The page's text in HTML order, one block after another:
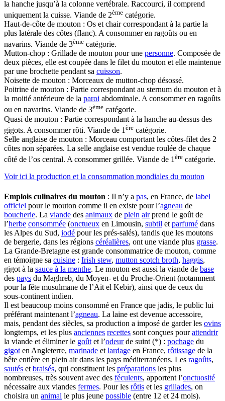
la hanche jusqu’à la colonne vertébrale. Raccourci, il comprend
uniquement la cuisse. Viande de 2ème catégorie.
Haut-de-côte de mouton : Os et chair correspondant à la partie la
plus latérale des côtes (flanc). A consommer en ragoûts ou en
navarins. Viande de 3ème catégorie.
Mutton-chop : Grillade de mouton pour une personne. Composée de
deux pièces, elle est coupée dans le filet du mouton et elle maintenue
par une brochette pendant sa cuisson.
Noisette de mouton : Morceaux de mutton-chop désossé.
Poitrine de mouton : Partie correspondant au sternum du mouton et à
la moitié antérieure de la paroi abdominale. A consommer en ragoûts
ou en navarins. Viande de 3ème catégorie.
Quasi de mouton : Partie correspondant à la hanche au-dessus des
gigots. A consommer rôti. Viande de 1 ère catégorie.
Selle anglaise de mouton : Morceau comportant les côtes-filet des 2
côtes non séparées. La selle anglaise est vendue roulée de chaque
côté de l’os central. A consommer grillée. Viande de 1 ère catégorie.
Voir ici la production et la consommation mondiales du mouton
Emplois culinaires du mouton : Il n’y a pas, en France, de label
officiel pour le mouton comme il en existe pour l’agneau de
boucherie. La viande des animaux de plein airprend le goût de
l’herbe consommée (onctueux en Limousin, subtil et parfumé dans
les Alpes du Sud, iodé pour les prés-salés), tandis que les moutons
de bergerie, dans les régions céréalières, ont une viande plus grasse.
La Grande-Bretagne est grande consommatrice de mouton, comme
en témoigne sa cuisine : Irish stew, mutton scotch broth, haggis,
gigot à la sauce à la menthe. Le mouton est aussi la viande de base
des pays du Maghreb, du Moyen- et du Proche-Orient (notamment
pour la fête musulmane de l’Ait el Kebir), ainsi que de ceux du
sous-continent indien.
Il est beaucoup moins consommé en France que jadis, le public lui
préférant maintenant l’agneau. La laine est devenue accessoire,
mais, pendant des siècles, sa production a imposé de garder les ovins
longtemps, et les plus anciennes recettes sont conçues pourattendrir
la viande et éliminer le goût et l’odeurde suint (*) : pochage du
gigot en Angleterre, marinade et lardage en France, rôtissage de la
bête entière en plein air dans les pays méditerranéens. Les ragoûts,
sautés et braisés, qui constituent les préparations les plus
nombreuses, très souvent avec des féculents, apportent l’onctuosité
nécessaire aux viandes fermes. Pour les rôtis et les grillades, on
choisira un animal le plus jeune possible (entre 12 et 24 mois).